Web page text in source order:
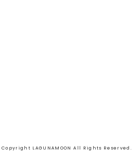
Copyright LAGUNAMOON All Rights Reserved.